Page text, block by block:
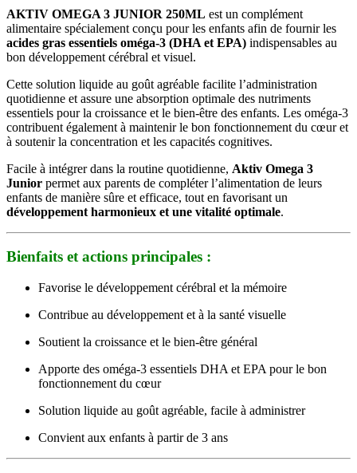
AKTIV OMEGA 3 JUNIOR 250ML est un complément
alimentaire spécialement conçu pour les enfants afin de fournir les
acides gras essentiels oméga-3 (DHA et EPA) indispensables au
bon développement cérébral et visuel.
Cette solution liquide au goût agréable facilite l’administration
quotidienne et assure une absorption optimale des nutriments
essentiels pour la croissance et le bien-être des enfants. Les oméga-3
contribuent également à maintenir le bon fonctionnement du cœur et
à soutenir la concentration et les capacités cognitives.
Facile à intégrer dans la routine quotidienne, Aktiv Omega 3
Junior permet aux parents de compléter l’alimentation de leurs
enfants de manière sûre et efficace, tout en favorisant un
développement harmonieux et une vitalité optimale.
Bienfaits et actions principales :
Favorise le développement cérébral et la mémoire
Contribue au développement et à la santé visuelle
Soutient la croissance et le bien-être général
Apporte des oméga-3 essentiels DHA et EPA pour le bon
fonctionnement du cœur
Solution liquide au goût agréable, facile à administrer
Convient aux enfants à partir de 3 ans